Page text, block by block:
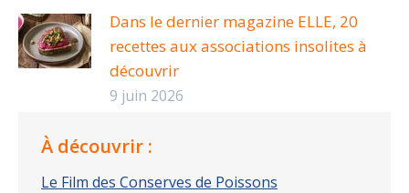
Dans le dernier magazine ELLE, 20
recettes aux associations insolites à
découvrir
9 juin 2026
À découvrir :
Le Film des Conserves de Poissons